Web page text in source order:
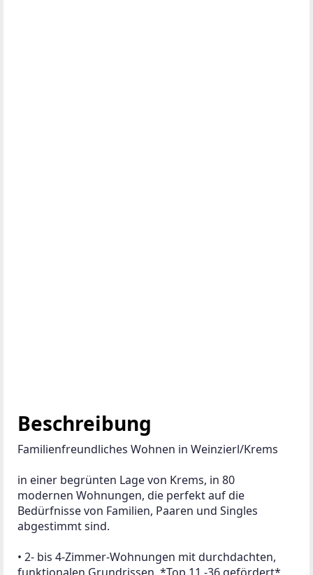
Beschreibung
Familienfreundliches Wohnen in Weinzierl/Krems
in einer begrünten Lage von Krems, in 80
modernen Wohnungen, die perfekt auf die
Bedürfnisse von Familien, Paaren und Singles
abgestimmt sind.
• 2- bis 4-Zimmer-Wohnungen mit durchdachten,
funktionalen Grundrissen, *Top 11 -36 gefördert*